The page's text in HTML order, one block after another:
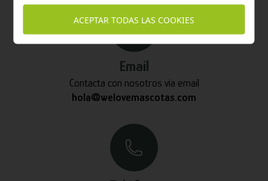
Email
Contacta con nosotros vía email
hola@welovemascotas.com
ACEPTAR TODAS LAS COOKIES